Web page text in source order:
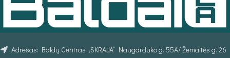
Adresas: Baldų Centras „SKRAJA“ Naugarduko g. 55A/ Žemaitės g. 26